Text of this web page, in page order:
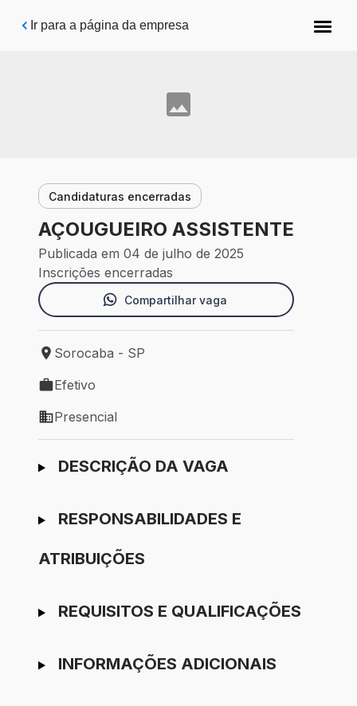
Pular para o conteúdo principal
Ir para a página da empresa
Candidaturas encerradas
AÇOUGUEIRO ASSISTENTE
Publicada em 04 de julho de 2025
Inscrições encerradas
Compartilhar vaga
Local de trabalho: Sorocaba - SP
Sorocaba - SP
Tipo de vaga: Efetivo
Efetivo
Modelo de trabalho: Presencial
Presencial
Ir para candidatura
DESCRIÇÃO DA VAGA
RESPONSABILIDADES E
ATRIBUIÇÕES
REQUISITOS E QUALIFICAÇÕES
INFORMAÇÕES ADICIONAIS